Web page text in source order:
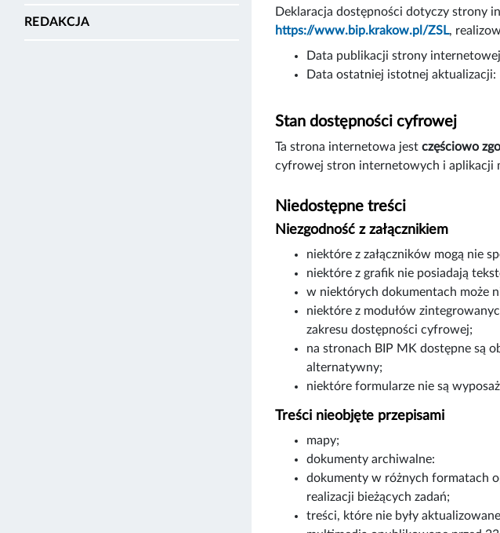
REDAKCJA
Deklaracja dostępności dotyczy strony
https://www.bip.krakow.pl/ZSL,
Data publikacji strony
Data ostatniej istotnej aktualizacji:
Stan dostępności cyfrowej
Ta strona internetowa jest częściowo
cyfrowej stron internetowych i aplikacji
Niedostępne treści
Niezgodność z załącznikiem
niektóre z załączników mogą nie
niektóre z grafik nie posiadają
w niektórych dokumentach może
niektóre z modułów
zakresu dostępności cyfrowej;
na stronach BIP MK dostępne są
alternatywny;
niektóre formularze nie są
Treści nieobjęte przepisami
mapy;
dokumenty archiwalne:
dokumenty w różnych formatach
realizacji bieżących zadań;
treści, które nie były